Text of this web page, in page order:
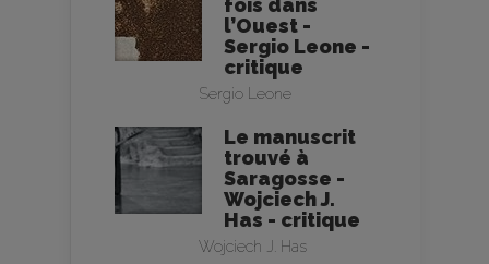
fois dans
l’Ouest -
Sergio Leone -
critique
Sergio Leone
Le manuscrit
trouvé à
Saragosse -
Wojciech J.
Has - critique
Wojciech J. Has